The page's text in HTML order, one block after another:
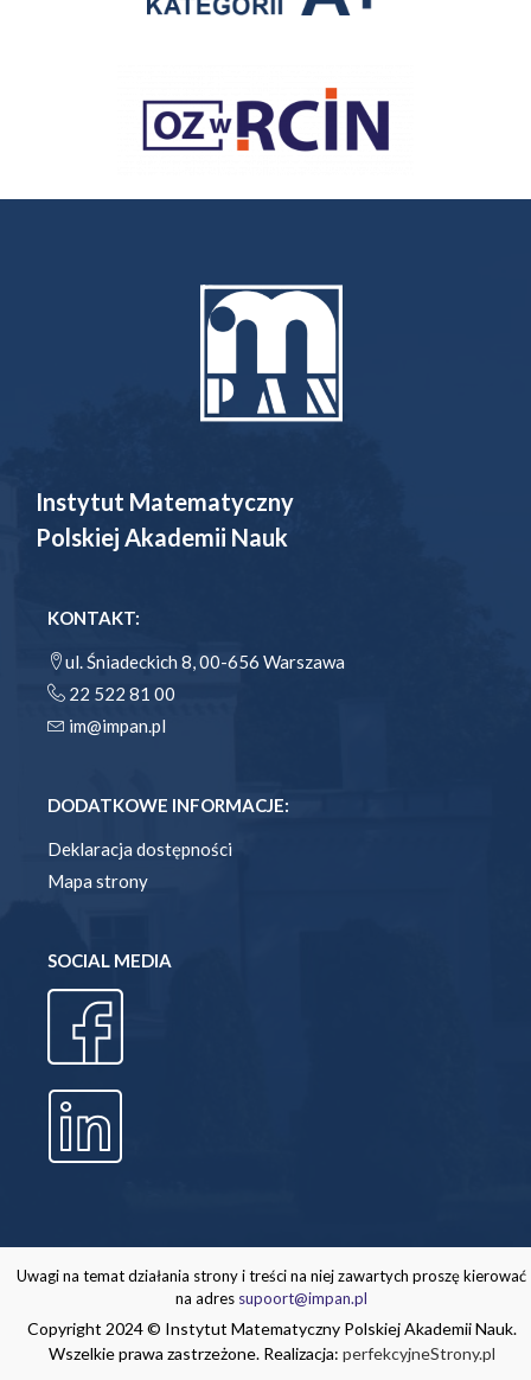
Instytut Matematyczny
Polskiej Akademii Nauk
KONTAKT:
ul. Śniadeckich 8, 00-656 Warszawa
22 522 81 00
im@impan.pl
DODATKOWE INFORMACJE:
Deklaracja dostępności
Mapa strony
SOCIAL MEDIA
Uwagi na temat działania strony i treści na niej zawartych proszę kierować
na adres supoort@impan.pl
Copyright 2024 © Instytut Matematyczny Polskiej Akademii Nauk.
Wszelkie prawa zastrzeżone. Realizacja: perfekcyjneStrony.pl